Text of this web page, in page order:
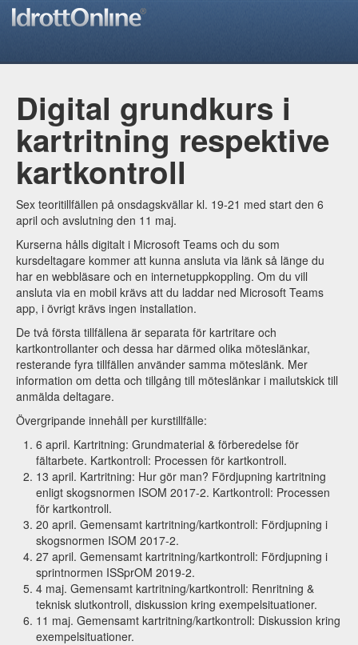
Digital grundkurs i
kartritning respektive
kartkontroll
Sex teoritillfällen på onsdagskvällar kl. 19-21 med start den 6
april och avslutning den 11 maj.
Kurserna hålls digitalt i Microsoft Teams och du som
kursdeltagare kommer att kunna ansluta via länk så länge du
har en webbläsare och en internetuppkoppling. Om du vill
ansluta via en mobil krävs att du laddar ned Microsoft Teams
app, i övrigt krävs ingen installation.
De två första tillfällena är separata för kartritare och
kartkontrollanter och dessa har därmed olika möteslänkar,
resterande fyra tillfällen använder samma möteslänk. Mer
information om detta och tillgång till möteslänkar i mailutskick till
anmälda deltagare.
Övergripande innehåll per kurstillfälle:
6 april. Kartritning: Grundmaterial & förberedelse för
fältarbete. Kartkontroll: Processen för kartkontroll.
13 april. Kartritning: Hur gör man? Fördjupning kartritning
enligt skogsnormen ISOM 2017-2. Kartkontroll: Processen
för kartkontroll.
20 april. Gemensamt kartritning/kartkontroll: Fördjupning i
skogsnormen ISOM 2017-2.
27 april. Gemensamt kartritning/kartkontroll: Fördjupning i
sprintnormen ISSprOM 2019-2.
4 maj. Gemensamt kartritning/kartkontroll: Renritning &
teknisk slutkontroll, diskussion kring exempelsituationer.
11 maj. Gemensamt kartritning/kartkontroll: Diskussion kring
exempelsituationer.